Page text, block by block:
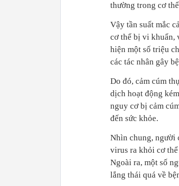
thường trong cơ
Vậy tần suất mắc
cơ thể bị vi khuẩn,
hiện một số triệu
các tác nhân gây
Do đó, cảm cúm
dịch hoạt động
nguy cơ bị cảm
đến sức khỏe.
Nhìn chung, người
virus ra khỏi cơ
Ngoài ra, một số
lắng thái quá về